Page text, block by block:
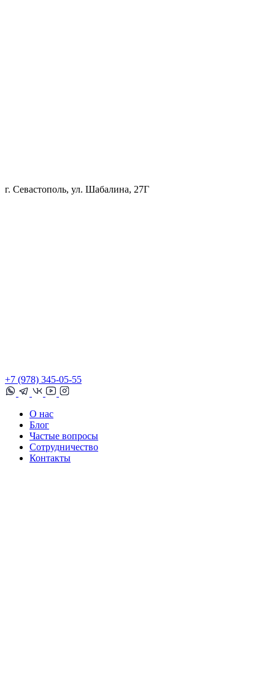
г. Севастополь, ул. Шабалина, 27Г
+7 (978) 345-05-55
О нас
Блог
Частые вопросы
Сотрудничество
Контакты